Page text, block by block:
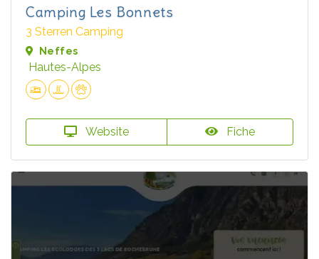
Camping Les Bonnets
3 Sterren Camping
Neffes
Hautes-Alpes
Website Fiche